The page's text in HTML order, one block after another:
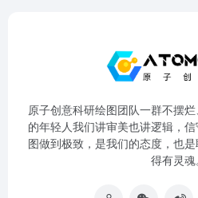
原子创意科研绘图团队一群不摆
的年轻人我们讲审美也讲逻辑，
图做到极致，是我们的态度，也
得有灵魂。